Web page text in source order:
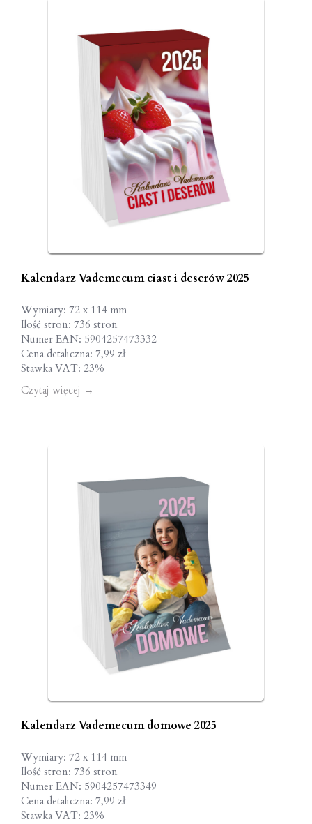
Kalendarz Vademecum ciast i deserów 2025
Wymiary: 72 x 114 mm
Ilość stron: 736 stron
Numer EAN: 5904257473332
Cena detaliczna: 7,99 zł
Stawka VAT: 23%
Czytaj więcej →
Kalendarz Vademecum domowe 2025
Wymiary: 72 x 114 mm
Ilość stron: 736 stron
Numer EAN: 5904257473349
Cena detaliczna: 7,99 zł
Stawka VAT: 23%